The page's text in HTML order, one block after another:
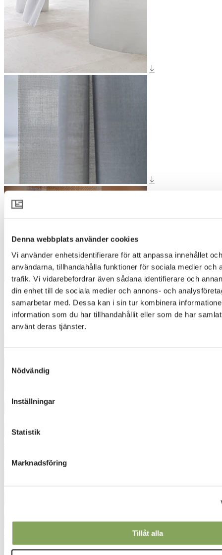
Denna webbplats använder cookies
Vi använder enhetsidentifierare för att anpassa innehållet
användarna, tillhandahålla funktioner för sociala medier och
trafik. Vi vidarebefordrar även sådana identifierare och
din enhet till de sociala medier och annons- och
samarbetar med. Dessa kan i sin tur kombinera
information som du har tillhandahållit eller som de har
använt deras tjänster.
Nödvändig
Inställningar
Statistik
Marknadsföring
Tillåt alla
SALT 8110
3210
3932
4321